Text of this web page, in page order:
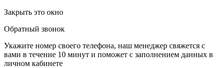
Закрыть это окно
Обратный звонок
Укажите номер своего телефона, наш менеджер свяжется с
вами в течение 10 минут и поможет с заполнением данных в
личном кабинете